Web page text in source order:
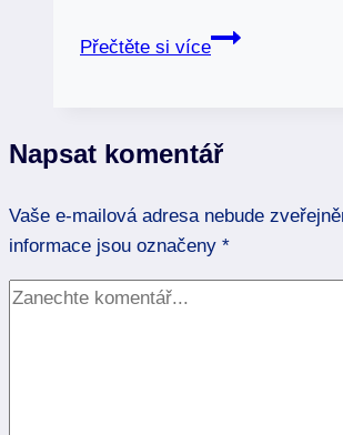
Přečtěte si více
Lev
znamení
síly
Napsat komentář
Vaše e-mailová adresa nebude
informace jsou označeny *